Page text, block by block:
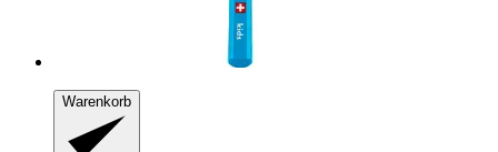
Warenkorb